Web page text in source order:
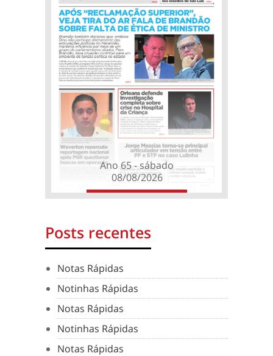
Ano 65 - sábado
08/08/2026
Posts recentes
Notas Rápidas
Notinhas Rápidas
Notas Rápidas
Notinhas Rápidas
Notas Rápidas